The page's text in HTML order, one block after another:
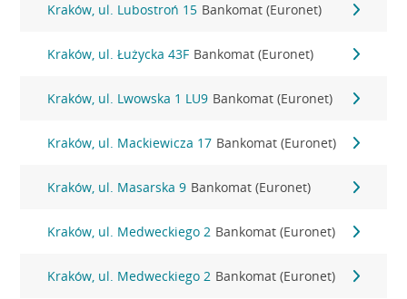
Kraków, ul. Lubostroń 15 Bankomat (Euronet)
Kraków, ul. Łużycka 43F Bankomat (Euronet)
Kraków, ul. Lwowska 1 LU9 Bankomat (Euronet)
Kraków, ul. Mackiewicza 17 Bankomat (Euronet)
Kraków, ul. Masarska 9 Bankomat (Euronet)
Kraków, ul. Medweckiego 2 Bankomat (Euronet)
Kraków, ul. Medweckiego 2 Bankomat (Euronet)